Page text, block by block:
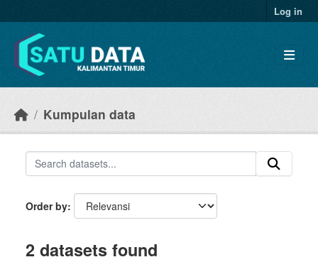
Log in
Kumpulan data
Order by
2 datasets found